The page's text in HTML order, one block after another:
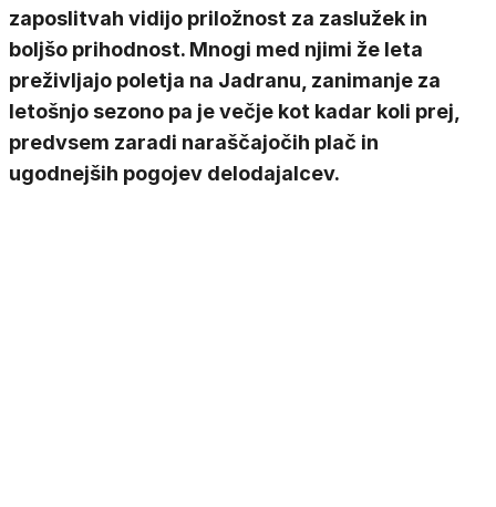
zaposlitvah vidijo priložnost za zaslužek in
boljšo prihodnost. Mnogi med njimi že leta
preživljajo poletja na Jadranu, zanimanje za
letošnjo sezono pa je večje kot kadar koli prej,
predvsem zaradi naraščajočih plač in
ugodnejših pogojev delodajalcev.